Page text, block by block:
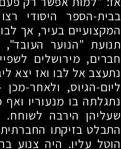
בבית-הספר היסודי
המקצועיים בעיר, אך
תנועת "הנוער
חברים, מירושלים
נתעצב אל לבו ואז יצא
ליום-הגיוס, ולאחר-מכן
נתגלתה בו מנעוריו
שעליהן הירבה
התבלט בזיקתו
הוטל עליו. היה צנוע